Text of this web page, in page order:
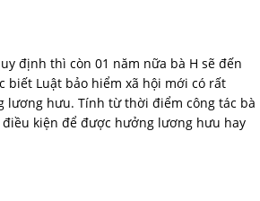
định thì còn 01 năm nữa bà H sẽ đến
Luật bảo hiểm xã hội mới có rất
lương hưu. Tính từ thời điểm công tác bà
kiện để được hưởng lương hưu hay